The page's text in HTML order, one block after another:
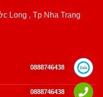
Long , Tp Nha Trang
0888746438
0888746438